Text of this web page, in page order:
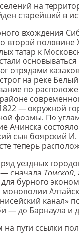
на
старейший в
вхождения
второй
татар к
отрядами
на реке
по
районе
— окружной
формы. По
Ачинска
сын боярский
теперь
уездных
— сначала Томской,
бурного
монополии
канал»
— до Барнаула и
пути ссылки